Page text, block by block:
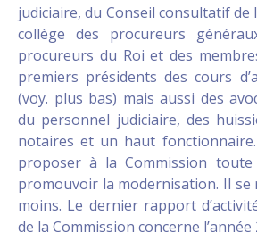
judiciaire, du Conseil consultatif
collège des procureurs
procureurs du Roi et des
premiers présidents des cours
(voy. plus bas) mais aussi des
du personnel judiciaire, des
notaires et un haut
proposer à la Commission
promouvoir la modernisation. Il se
moins. Le dernier rapport
de la Commission concerne l’année